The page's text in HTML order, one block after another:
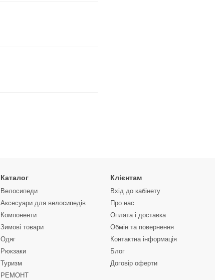
Каталог
Велосипеди
Аксесуари для велосипедів
Компоненти
Зимові товари
Одяг
Рюкзаки
Туризм
РЕМОНТ
Клієнтам
Вхід до кабінету
Про нас
Оплата і доставка
Обмін та повернення
Контактна інформація
Блог
Договір оферти